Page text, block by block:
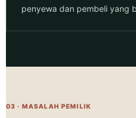
penyewa dan pembeli yang
03 · MASALAH PEMILIK